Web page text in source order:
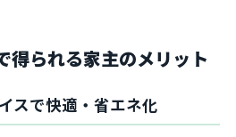
得られる家主のメリット
スで快適・省エネ化